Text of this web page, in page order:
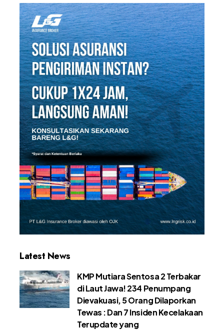
Latest News
KMP Mutiara Sentosa 2 Terbakar
di Laut Jawa! 234 Penumpang
Dievakuasi, 5 Orang Dilaporkan
Tewas : Dan 7 Insiden Kecelakaan
Terupdate yang